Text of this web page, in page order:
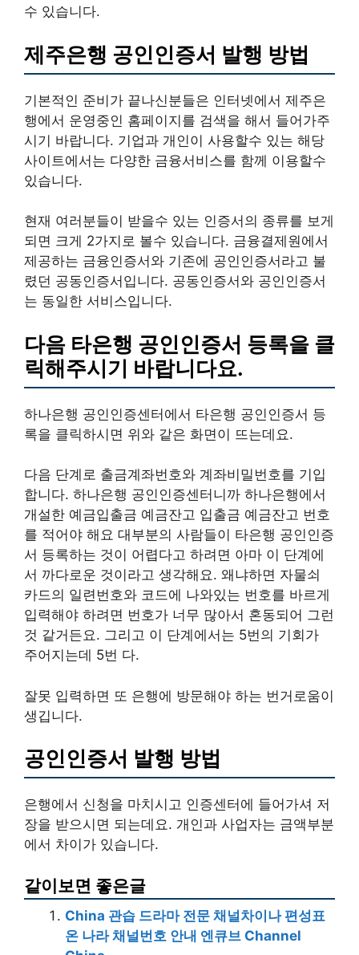
수 있습니다.
제주은행 공인인증서 발행 방법
기본적인 준비가 끝나신분들은 인터넷에서 제주은
행에서 운영중인 홈페이지를 검색을 해서 들어가주
시기 바랍니다. 기업과 개인이 사용할수 있는 해당
사이트에서는 다양한 금융서비스를 함께 이용할수
있습니다.
현재 여러분들이 받을수 있는 인증서의 종류를 보게
되면 크게 2가지로 볼수 있습니다. 금융결제원에서
제공하는 금융인증서와 기존에 공인인증서라고 불
렸던 공동인증서입니다. 공동인증서와 공인인증서
는 동일한 서비스입니다.
다음 타은행 공인인증서 등록을 클
릭해주시기 바랍니다요.
하나은행 공인인증센터에서 타은행 공인인증서 등
록을 클릭하시면 위와 같은 화면이 뜨는데요.
다음 단계로 출금계좌번호와 계좌비밀번호를 기입
합니다. 하나은행 공인인증센터니까 하나은행에서
개설한 예금입출금 예금잔고 입출금 예금잔고 번호
를 적어야 해요 대부분의 사람들이 타은행 공인인증
서 등록하는 것이 어렵다고 하려면 아마 이 단계에
서 까다로운 것이라고 생각해요. 왜냐하면 자물쇠
카드의 일련번호와 코드에 나와있는 번호를 바르게
입력해야 하려면 번호가 너무 많아서 혼동되어 그런
것 같거든요. 그리고 이 단계에서는 5번의 기회가
주어지는데 5번 다.
잘못 입력하면 또 은행에 방문해야 하는 번거로움이
생깁니다.
공인인증서 발행 방법
은행에서 신청을 마치시고 인증센터에 들어가셔 저
장을 받으시면 되는데요. 개인과 사업자는 금액부분
에서 차이가 있습니다.
같이보면 좋은글
China 관습 드라마 전문 채널차이나 편성표
온 나라 채널번호 안내 엔큐브 Channel